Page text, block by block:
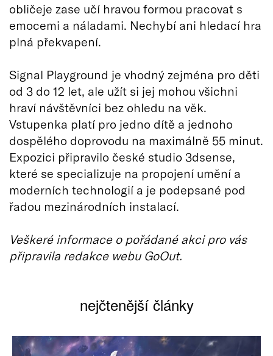
obličeje zase učí hravou formou pracovat s
emocemi a náladami. Nechybí ani hledací hra
plná překvapení.
Signal Playground je vhodný zejména pro děti
od 3 do 12 let, ale užít si jej mohou všichni
hraví návštěvníci bez ohledu na věk.
Vstupenka platí pro jedno dítě a jednoho
dospělého doprovodu na maximálně 55 minut.
Expozici připravilo české studio 3dsense,
které se specializuje na propojení umění a
moderních technologií a je podepsané pod
řadou mezinárodních instalací.
Veškeré informace o pořádané akci pro vás
připravila redakce webu GoOut.
nejčtenější články